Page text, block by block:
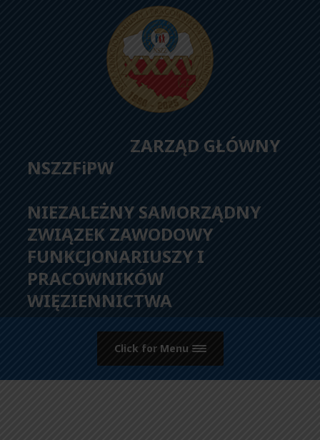
ZARZĄD GŁÓWNY
NSZZFiPW
NIEZALEŻNY SAMORZĄDNY
ZWIĄZEK ZAWODOWY
FUNKCJONARIUSZY I
PRACOWNIKÓW
WIĘZIENNICTWA
Click for Menu